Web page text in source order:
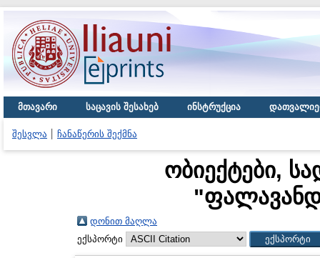
მთავარი საცავის შესახებ ინსტრუქცია
შესვლა ჩანაწერის შექმნა
ობიექტები,
"
დონით მაღლა
ექსპორტი